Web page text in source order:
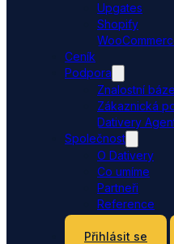
Upgates
Shopify
Ceník
Podpora
Znalostní báze
Zákaznická
Dativery
Společnost
O Dativery
Co umíme
Partneři
Reference
Přihlásit se